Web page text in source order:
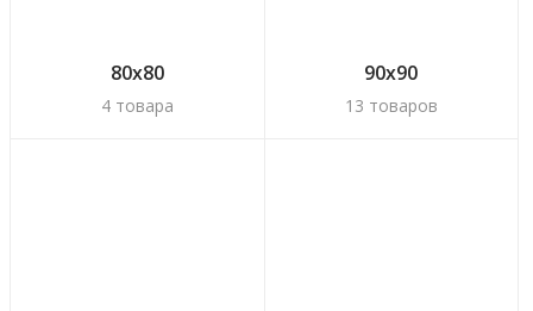
80х80
4 товара
90х90
13 товаров